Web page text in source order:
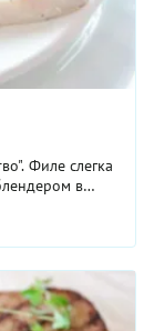
Филе слегка
в
красок,
словом, parfait!